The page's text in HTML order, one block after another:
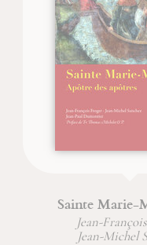
Sainte Marie-
Jean-François Froger
Jean-Michel Sanchez